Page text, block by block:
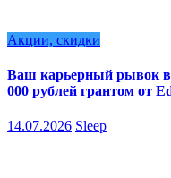
Акции, скидки
Ваш карьерный рывок в
000 рублей грантом от
14.07.2026 Sleep